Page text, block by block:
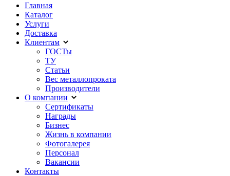
Главная
Каталог
Услуги
Доставка
Клиентам
ГОСТы
ТУ
Статьи
Вес металлопроката
Производители
О компании
Сертификаты
Награды
Бизнес
Жизнь в компании
Фотогалерея
Персонал
Вакансии
Контакты